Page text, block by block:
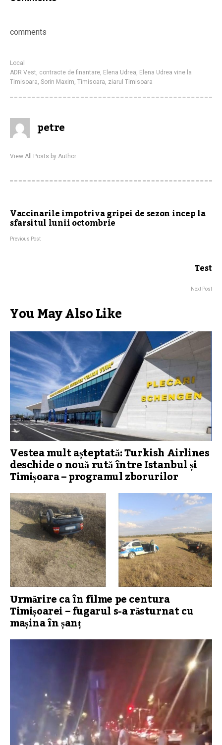
comments
Local
ADR Vest, contracte de finantare, Elena Udrea, Elena Udrea vine la
Timisoara, Sorin Maxim, Timisoara, ziarul Timisoara
petre
View All Posts by Author
Vaccinarile impotriva gripei de sezon incep la
sfarsitul lunii octombrie
Previous Post
Test
Next Post
You May Also Like
Vestea mult așteptată: Turkish Airlines
deschide o nouă rută între Istanbul și
Timișoara – programul zborurilor
Urmărire ca în filme pe centura
Timișoarei – fugarul s-a răsturnat cu
mașina în șanț